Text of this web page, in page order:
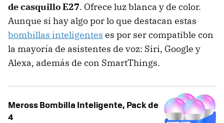
de casquillo E27. Ofrece luz blanca y de color.
Aunque si hay algo por lo que destacan estas
bombillas inteligentes es por ser compatible con
la mayoría de asistentes de voz: Siri, Google y
Alexa, además de con SmartThings.
Meross Bombilla Inteligente, Pack de
4